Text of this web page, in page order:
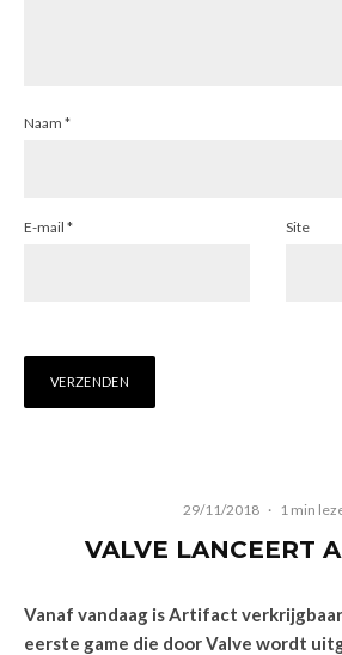
Naam *
E-mail * Site
29/11/2018 · 1 min
VALVE LANCEERT
Vanaf vandaag is Artifact
eerste game die door Valve wordt